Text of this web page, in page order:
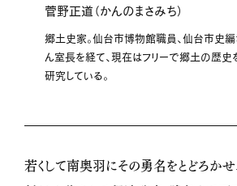
菅野正道（かんのまさみち）
郷土史家。仙台市博物館職員、仙台市史編
ん室長を経て、現在はフリーで郷土の歴史
研究している。
若くして南奥羽にその勇名をとどろか